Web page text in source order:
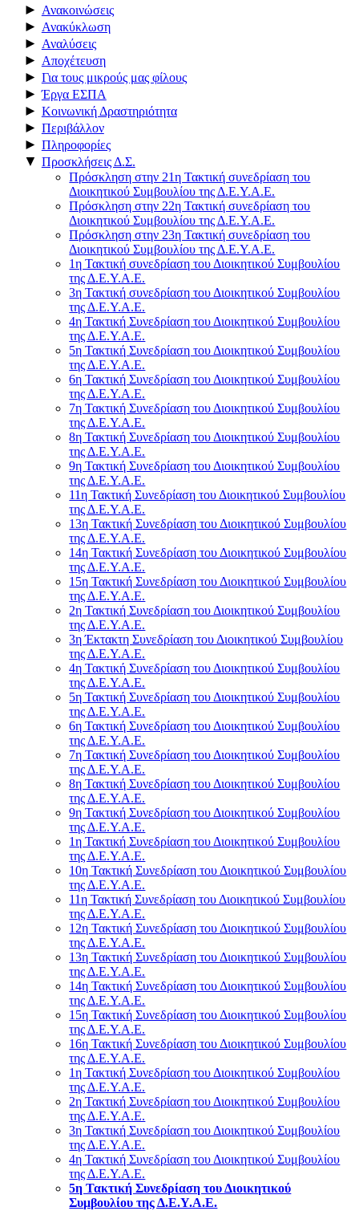
► Ανακοινώσεις
► Ανακύκλωση
► Αναλύσεις
► Αποχέτευση
► Για τους μικρούς μας φίλους
► Έργα ΕΣΠΑ
► Κοινωνική Δραστηριότητα
► Περιβάλλον
► Πληροφορίες
▼ Προσκλήσεις Δ.Σ.
Πρόσκληση στην 21η Τακτική συνεδρίαση του
Διοικητικού Συμβουλίου της Δ.Ε.Υ.Α.Ε.
Πρόσκληση στην 22η Τακτική συνεδρίαση του
Διοικητικού Συμβουλίου της Δ.Ε.Υ.Α.Ε.
Πρόσκληση στην 23η Τακτική συνεδρίαση του
Διοικητικού Συμβουλίου της Δ.Ε.Υ.Α.Ε.
1η Τακτική συνεδρίαση του Διοικητικού Συμβουλίου
της Δ.Ε.Υ.Α.Ε.
3η Τακτική συνεδρίαση του Διοικητικού Συμβουλίου
της Δ.Ε.Υ.Α.Ε.
4η Τακτική Συνεδρίαση του Διοικητικού Συμβουλίου
της Δ.Ε.Υ.Α.Ε.
5η Τακτική Συνεδρίαση του Διοικητικού Συμβουλίου
της Δ.Ε.Υ.Α.Ε.
6η Τακτική Συνεδρίαση του Διοικητικού Συμβουλίου
της Δ.Ε.Υ.Α.Ε.
7η Τακτική Συνεδρίαση του Διοικητικού Συμβουλίου
της Δ.Ε.Υ.Α.Ε.
8η Τακτική Συνεδρίαση του Διοικητικού Συμβουλίου
της Δ.Ε.Υ.Α.Ε.
9η Τακτική Συνεδρίαση του Διοικητικού Συμβουλίου
της Δ.Ε.Υ.Α.Ε.
11η Τακτική Συνεδρίαση του Διοικητικού Συμβουλίου
της Δ.Ε.Υ.Α.Ε.
13η Τακτική Συνεδρίαση του Διοικητικού Συμβουλίου
της Δ.Ε.Υ.Α.Ε.
14η Τακτική Συνεδρίαση του Διοικητικού Συμβουλίου
της Δ.Ε.Υ.Α.Ε.
15η Τακτική Συνεδρίαση του Διοικητικού Συμβουλίου
της Δ.Ε.Υ.Α.Ε.
2η Τακτική Συνεδρίαση του Διοικητικού Συμβουλίου
της Δ.Ε.Υ.Α.Ε.
3η Έκτακτη Συνεδρίαση του Διοικητικού Συμβουλίου
της Δ.Ε.Υ.Α.Ε.
4η Τακτική Συνεδρίαση του Διοικητικού Συμβουλίου
της Δ.Ε.Υ.Α.Ε.
5η Τακτική Συνεδρίαση του Διοικητικού Συμβουλίου
της Δ.Ε.Υ.Α.Ε.
6η Τακτική Συνεδρίαση του Διοικητικού Συμβουλίου
της Δ.Ε.Υ.Α.Ε.
7η Τακτική Συνεδρίαση του Διοικητικού Συμβουλίου
της Δ.Ε.Υ.Α.Ε.
8η Τακτική Συνεδρίαση του Διοικητικού Συμβουλίου
της Δ.Ε.Υ.Α.Ε.
9η Τακτική Συνεδρίαση του Διοικητικού Συμβουλίου
της Δ.Ε.Υ.Α.Ε.
1η Τακτική Συνεδρίαση του Διοικητικού Συμβουλίου
της Δ.Ε.Υ.Α.Ε.
10η Τακτική Συνεδρίαση του Διοικητικού Συμβουλίου
της Δ.Ε.Υ.Α.Ε.
11η Τακτική Συνεδρίαση του Διοικητικού Συμβουλίου
της Δ.Ε.Υ.Α.Ε.
12η Τακτική Συνεδρίαση του Διοικητικού Συμβουλίου
της Δ.Ε.Υ.Α.Ε.
13η Τακτική Συνεδρίαση του Διοικητικού Συμβουλίου
της Δ.Ε.Υ.Α.Ε.
14η Τακτική Συνεδρίαση του Διοικητικού Συμβουλίου
της Δ.Ε.Υ.Α.Ε.
15η Τακτική Συνεδρίαση του Διοικητικού Συμβουλίου
της Δ.Ε.Υ.Α.Ε.
16η Τακτική Συνεδρίαση του Διοικητικού Συμβουλίου
της Δ.Ε.Υ.Α.Ε.
1η Τακτική Συνεδρίαση του Διοικητικού Συμβουλίου
της Δ.Ε.Υ.Α.Ε.
2η Τακτική Συνεδρίαση του Διοικητικού Συμβουλίου
της Δ.Ε.Υ.Α.Ε.
3η Τακτική Συνεδρίαση του Διοικητικού Συμβουλίου
της Δ.Ε.Υ.Α.Ε.
4η Τακτική Συνεδρίαση του Διοικητικού Συμβουλίου
της Δ.Ε.Υ.Α.Ε.
5η Τακτική Συνεδρίαση του Διοικητικού
Συμβουλίου της Δ.Ε.Υ.Α.Ε.